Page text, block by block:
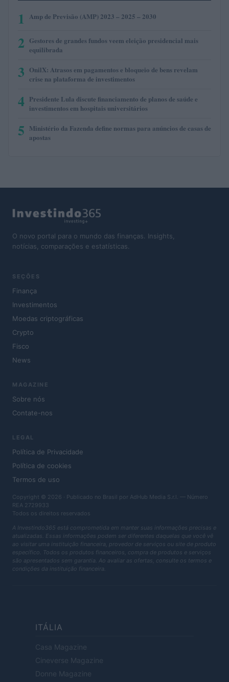
1 Amp de Previsão (AMP) 2023 – 2025 – 2030
2 Gestores de grandes fundos veem eleição presidencial mais
equilibrada
3 OnilX: Atrasos em pagamentos e bloqueio de bens revelam
crise na plataforma de investimentos
4 Presidente Lula discute financiamento de planos de saúde e
investimentos em hospitais universitários
5 Ministério da Fazenda define normas para anúncios de casas de
apostas
O novo portal para o mundo das finanças. Insights,
notícias, comparações e estatísticas.
SEÇÕES
Finança
Investimentos
Moedas criptográficas
Crypto
Fisco
News
MAGAZINE
Sobre nós
Contate-nos
LEGAL
Política de Privacidade
Política de cookies
Termos de uso
Copyright © 2026 · Publicado no Brasil por AdHub Media S.r.l. — Número
REA 2729933
Todos os direitos reservados
A Investindo365 está comprometida em manter suas informações precisas e
atualizadas. Essas informações podem ser diferentes daquelas que você vê
ao visitar uma instituição financeira, provedor de serviços ou site de produto
específico. Todos os produtos financeiros, compra de produtos e serviços
são apresentados sem garantia. Ao avaliar as ofertas, consulte os termos e
condições da instituição financeira.
ITÁLIA
Casa Magazine
Cineverse Magazine
Donne Magazine